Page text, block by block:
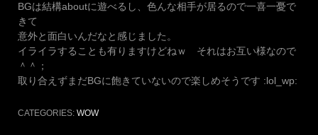
BGは結構aboutに遊べるし、色んな相手が居るので一喜一憂で
きて
意外と面白いんだなと感じました。
イライラすることも有りますけどねｗ それはお互い様なので
＾＾；
取り合えずまだBGに飽きていないので楽しめそうです :lol_wp:
CATEGORIES: WOW